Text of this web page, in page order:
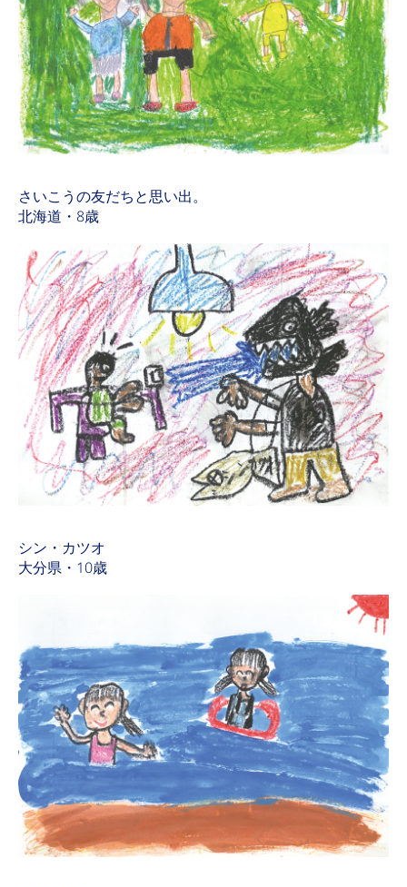
さいこうの友だちと思い出。
北海道・8歳
シン・カツオ
大分県・10歳